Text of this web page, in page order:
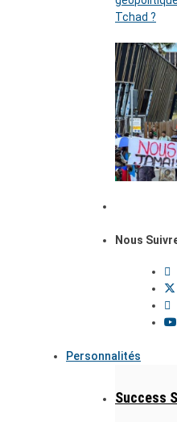
Tchad ?
Nous
Personnalités
Success